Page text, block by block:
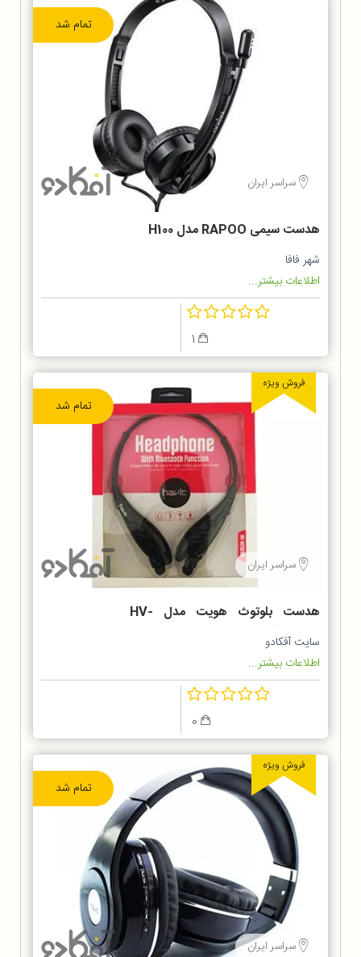
تمام شد
سراسر ایران
هدست سیمی RAPOO مدل H100
شهر فافا
اطلاعات بیشتر...
تمام شد
فروش ویژه
سراسر ایران
هدست بلوتوث هویت مدل HV-
H2551BT
سایت آفکادو
اطلاعات بیشتر...
تمام شد
فروش ویژه
سراسر ایران